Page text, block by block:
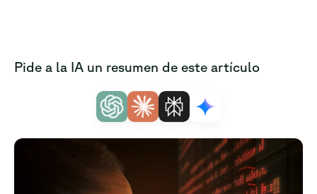
Pide a la IA un resumen de este artículo